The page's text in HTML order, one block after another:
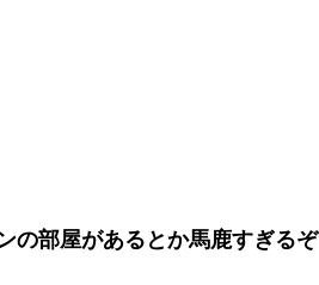
の部屋があるとか馬鹿すぎるぞ